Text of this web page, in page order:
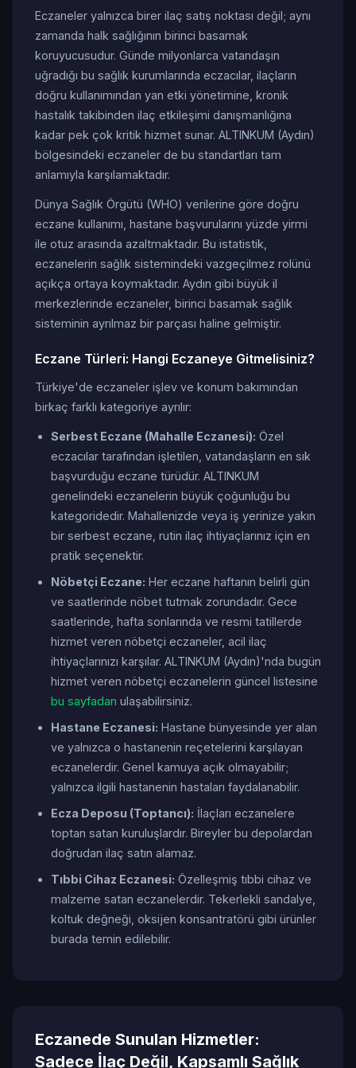
Eczaneler yalnızca birer ilaç satış noktası değil; aynı
zamanda halk sağlığının birinci basamak
koruyucusudur. Günde milyonlarca vatandaşın
uğradığı bu sağlık kurumlarında eczacılar, ilaçların
doğru kullanımından yan etki yönetimine, kronik
hastalık takibinden ilaç etkileşimi danışmanlığına
kadar pek çok kritik hizmet sunar. ALTINKUM (Aydın)
bölgesindeki eczaneler de bu standartları tam
anlamıyla karşılamaktadır.
Dünya Sağlık Örgütü (WHO) verilerine göre doğru
eczane kullanımı, hastane başvurularını yüzde yirmi
ile otuz arasında azaltmaktadır. Bu istatistik,
eczanelerin sağlık sistemindeki vazgeçilmez rolünü
açıkça ortaya koymaktadır. Aydın gibi büyük il
merkezlerinde eczaneler, birinci basamak sağlık
sisteminin ayrılmaz bir parçası haline gelmiştir.
Eczane Türleri: Hangi Eczaneye Gitmelisiniz?
Türkiye'de eczaneler işlev ve konum bakımından
birkaç farklı kategoriye ayrılır:
Serbest Eczane (Mahalle Eczanesi): Özel
eczacılar tarafından işletilen, vatandaşların en sık
başvurduğu eczane türüdür. ALTINKUM
genelindeki eczanelerin büyük çoğunluğu bu
kategoridedir. Mahallenizde veya iş yerinize yakın
bir serbest eczane, rutin ilaç ihtiyaçlarınız için en
pratik seçenektir.
Nöbetçi Eczane: Her eczane haftanın belirli gün
ve saatlerinde nöbet tutmak zorundadır. Gece
saatlerinde, hafta sonlarında ve resmi tatillerde
hizmet veren nöbetçi eczaneler, acil ilaç
ihtiyaçlarınızı karşılar. ALTINKUM (Aydın)'nda bugün
hizmet veren nöbetçi eczanelerin güncel listesine
bu sayfadan ulaşabilirsiniz.
Hastane Eczanesi: Hastane bünyesinde yer alan
ve yalnızca o hastanenin reçetelerini karşılayan
eczanelerdir. Genel kamuya açık olmayabilir;
yalnızca ilgili hastanenin hastaları faydalanabilir.
Ecza Deposu (Toptancı): İlaçları eczanelere
toptan satan kuruluşlardır. Bireyler bu depolardan
doğrudan ilaç satın alamaz.
Tıbbi Cihaz Eczanesi: Özelleşmiş tıbbi cihaz ve
malzeme satan eczanelerdir. Tekerlekli sandalye,
koltuk değneği, oksijen konsantratörü gibi ürünler
burada temin edilebilir.
Eczanede Sunulan Hizmetler:
Sadece İlaç Değil, Kapsamlı Sağlık